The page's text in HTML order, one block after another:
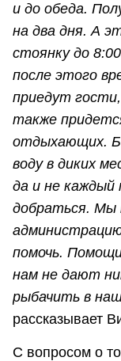
и до обеда.
на два дня. А
стоянку до
после этого
приедут
также
отдыхающих.
воду в диких
да и не каждый
добраться. Мы
помочь.
нам не дают
рыбачить в
рассказывает
С вопросом о